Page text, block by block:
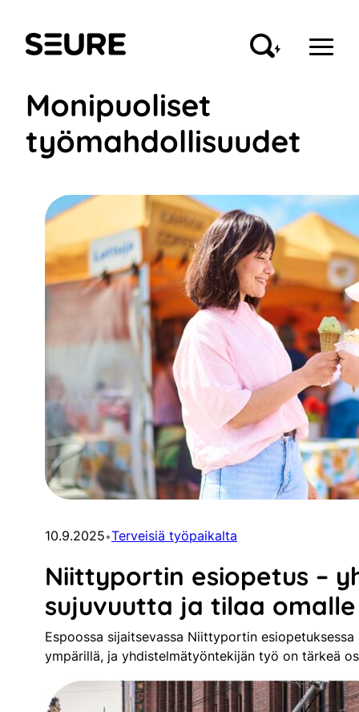
sisältöön
Seure
Monipuoliset
työmahdollisuudet
10.9.2025•Terveisiä työpaikalta
Niittyportin esiopetus –
sujuvuutta ja tilaa
Espoossa sijaitsevassa Niittyportin
ympärillä, ja yhdistelmätyöntekijän työ on tärkeä